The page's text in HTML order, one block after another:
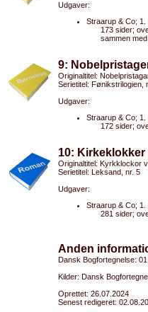
Udgaver:
Straarup & Co; 1.
173 sider;
sammen
9:
Originaltitel:
Serietitel: Fønikstrilogien,
Udgaver:
Straarup & Co; 1.
172 sider;
10: Kirkeklokker
Originaltitel: Kyrkklockor
Serietitel: Leksand, nr. 5
Udgaver:
Straarup & Co; 1.
281 sider;
Anden
Dansk Bogfortegnelse:
Kilder: Dansk
Oprettet: 26.07.2024
Senest redigeret: